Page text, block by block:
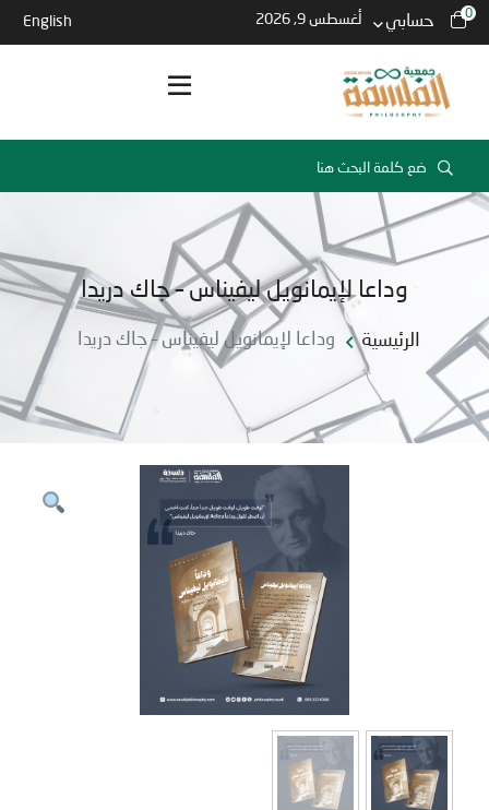
0 حسابي أغسطس 9, 2026 English
وداعا لإيمانويل ليفيناس – جاك دريدا
الرئيسية وداعا لإيمانويل ليفيناس – جاك دريدا